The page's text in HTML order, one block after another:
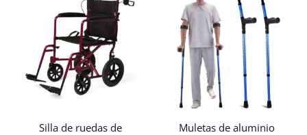
Silla de ruedas de
Muletas de aluminio